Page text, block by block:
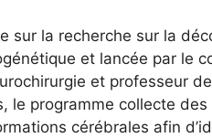
sur la recherche sur la
et lancée par le
et professeur
le programme collecte
cérébrales afin